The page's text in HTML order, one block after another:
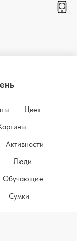
Цвет
Активности
Люди
Обучающие
Сумки